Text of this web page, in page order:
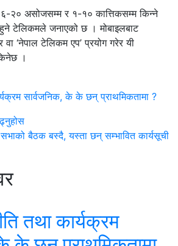
२० असोजसम्म र १-१० कात्तिकसम्म किन्ने
टेलिकमले जनाएको छ । मोबाइलबाट
‘नेपाल टेलिकम एप’ प्रयोग गरेर यी
।
सार्वजनिक, के के छन् प्राथमिकतामा ?
सभाको बैठक बस्दै, यस्ता छन् सम्भावित कार्यसूची
तथा कार्यक्रम